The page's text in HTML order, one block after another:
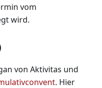
vom
wird.
von Aktivitas und
. Hier